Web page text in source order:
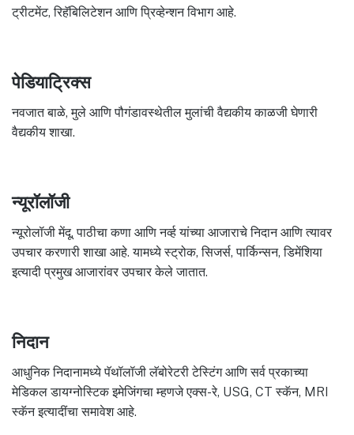
ट्रीटमेंट, रिहॅबिलिटेशन आणि प्रिव्हेन्शन विभाग आहे.
पेडियाट्रिक्स
नवजात बाळे, मुले आणि पौगंडावस्थेतील मुलांची वैद्यकीय काळजी घेणारी
वैद्यकीय शाखा.
न्यूरॉलॉजी
न्यूरोलॉजी मेंदू, पाठीचा कणा आणि नर्व्ह यांच्या आजाराचे निदान आणि त्यावर
उपचार करणारी शाखा आहे. यामध्ये स्ट्रोक, सिजर्स, पार्किन्सन, डिमेंशिया
इत्यादी प्रमुख आजारांवर उपचार केले जातात.
निदान
आधुनिक निदानामध्ये पॅथॉलॉजी लॅबोरेटरी टेस्टिंग आणि सर्व प्रकाच्या
मेडिकल डायग्नोस्टिक इमेजिंगचा म्हणजे एक्स-रे, USG, CT स्कॅन, MRI
स्कॅन इत्यादींचा समावेश आहे.